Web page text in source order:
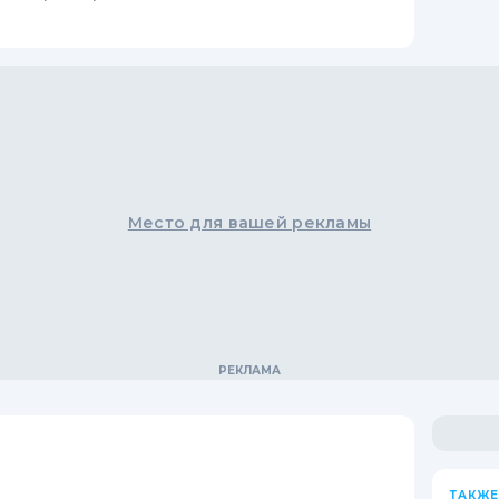
Место для вашей рекламы